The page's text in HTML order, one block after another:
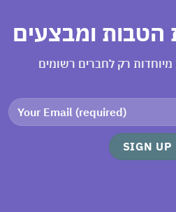
ומבצעים
רק לחברים רשומים